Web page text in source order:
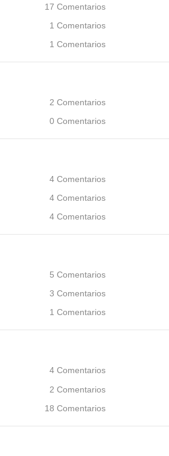
17 Comentarios
1 Comentarios
1 Comentarios
2 Comentarios
0 Comentarios
4 Comentarios
4 Comentarios
4 Comentarios
5 Comentarios
3 Comentarios
1 Comentarios
4 Comentarios
2 Comentarios
18 Comentarios